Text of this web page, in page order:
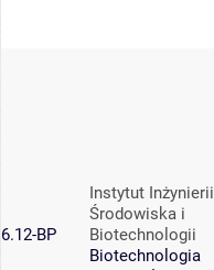
6.12-BP
Instytut Inżynierii
Środowiska i
Biotechnologii
Biotechnologia